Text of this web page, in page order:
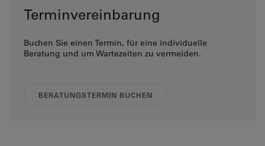
Terminvereinbarung
Buchen Sie einen Termin, für eine individuelle
Beratung und um Wartezeiten zu vermeiden.
BERATUNGSTERMIN BUCHEN